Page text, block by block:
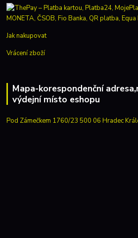
Jak nakupovat
Vrácení zboží
Mapa-korespondenční
výdejní místo eshopu
Pod Zámečkem 1760/23 500 06 Hradec